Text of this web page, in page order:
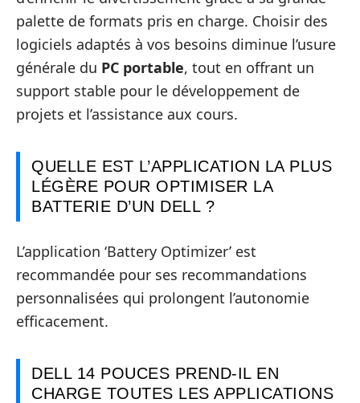
palette de formats pris en charge. Choisir des
logiciels adaptés à vos besoins diminue l’usure
générale du PC portable, tout en offrant un
support stable pour le développement de
projets et l’assistance aux cours.
QUELLE EST L’APPLICATION LA PLUS
LÉGÈRE POUR OPTIMISER LA
BATTERIE D’UN DELL ?
L’application ‘Battery Optimizer’ est
recommandée pour ses recommandations
personnalisées qui prolongent l’autonomie
efficacement.
DELL 14 POUCES PREND-IL EN
CHARGE TOUTES LES APPLICATIONS